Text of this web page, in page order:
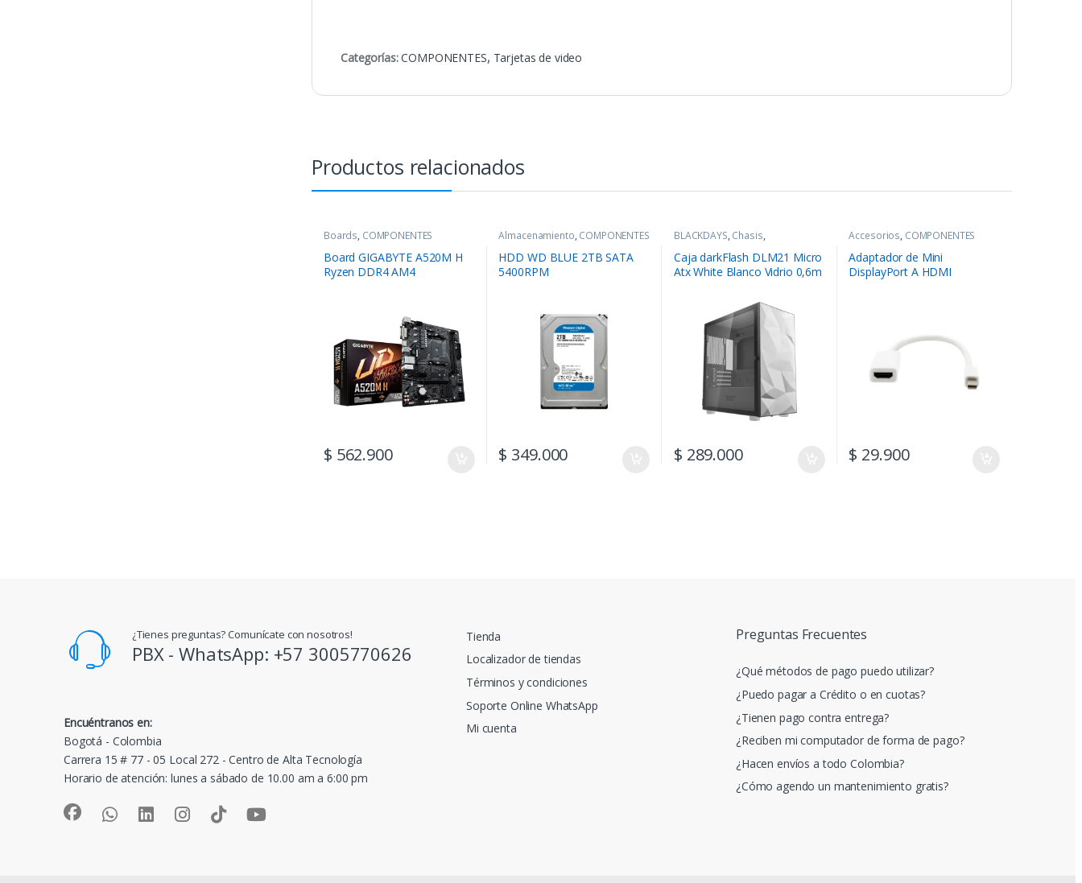
Categorías:COMPONENTES, Tarjetas de video
Productos relacionados
Boards, COMPONENTES
Board GIGABYTE A520M H
Ryzen DDR4 AM4
$ 562.900
Almacenamiento, COMPONENTES
HDD WD BLUE 2TB SATA
5400RPM
$ 349.000
BLACKDAYS, Chasis,
COMPONENTES
Caja darkFlash DLM21 Micro
Atx White Blanco Vidrio 0,6m
$ 289.000
Accesorios, COMPONENTES
Adaptador de Mini
DisplayPort A HDMI
$ 29.900
¿Tienes preguntas? Comunícate con nosotros!
PBX - WhatsApp: +57 3005770626
Encuéntranos en:
Bogotá - Colombia
Carrera 15 # 77 - 05 Local 272 - Centro de Alta Tecnología
Horario de atención: lunes a sábado de 10.00 am a 6:00 pm
Tienda
Localizador de tiendas
Términos y condiciones
Soporte Online WhatsApp
Mi cuenta
Preguntas Frecuentes
¿Qué métodos de pago puedo utilizar?
¿Puedo pagar a Crédito o en cuotas?
¿Tienen pago contra entrega?
¿Reciben mi computador de forma de pago?
¿Hacen envíos a todo Colombia?
¿Cómo agendo un mantenimiento gratis?